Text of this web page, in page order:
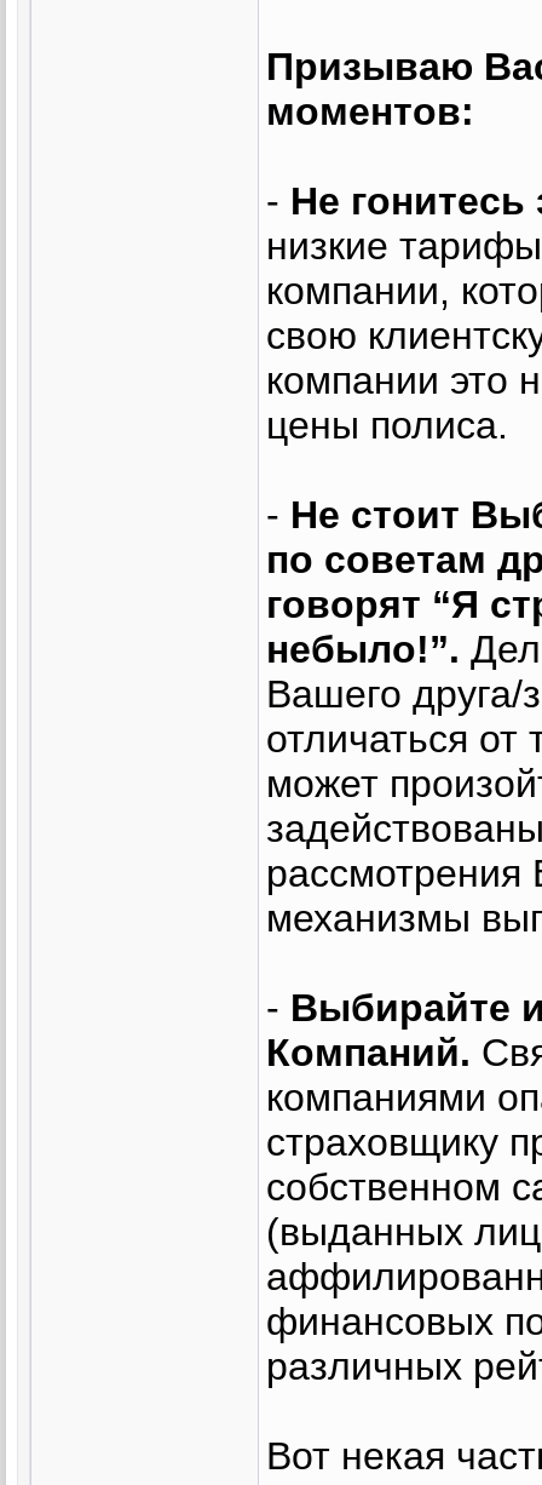
Призываю
моментов:
- Не
низкие
компании,
свою
компании это
цены полиса.
- Не стоит
по советам
говорят “Я
небыло!”.
Вашего друга/
отличаться от
может
рассмотрения
механизмы
- Выбирайте
Компаний.
компаниями
страховщику
собственном
(выданных
финансовых
различных
Вот некая